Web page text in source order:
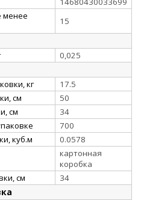
менее
15
0,025
кг
17.5
см
50
см
34
700
куб.м
0.0578
картонная
коробка
см
34